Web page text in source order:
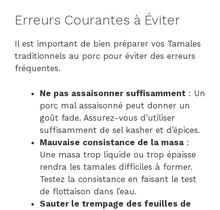
Erreurs Courantes à Éviter
Il est important de bien préparer vos Tamales
traditionnels au porc pour éviter des erreurs
fréquentes.
Ne pas assaisonner suffisamment : Un
porc mal assaisonné peut donner un
goût fade. Assurez-vous d’utiliser
suffisamment de sel kasher et d’épices.
Mauvaise consistance de la masa :
Une masa trop liquide ou trop épaisse
rendra les tamales difficiles à former.
Testez la consistance en faisant le test
de flottaison dans l’eau.
Sauter le trempage des feuilles de